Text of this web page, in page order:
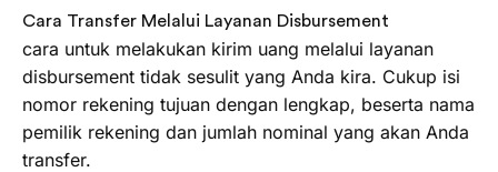
Cara Transfer Melalui Layanan Disbursement
cara untuk melakukan kirim uang melalui layanan
disbursement tidak sesulit yang Anda kira. Cukup isi
nomor rekening tujuan dengan lengkap, beserta nama
pemilik rekening dan jumlah nominal yang akan Anda
transfer.